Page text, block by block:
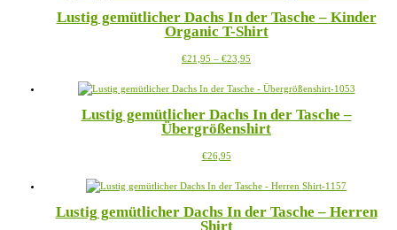
gewählt
werden
Varianten
auf.
auf
Produktseite
gewählt
Lustig gemütlicher Dachs In der Tasche – Kinder
Organic T-Shirt
€21,95 – €23,95
bis
weist
Varianten
auf.
auf
Produktseite
Lustig gemütlicher Dachs In der Tasche –
Übergrößenshirt
€26,95Dieses
weist
Varianten
auf.
Lustig gemütlicher Dachs In der Tasche – Herren
Shirt